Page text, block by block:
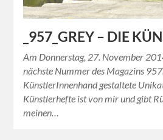
_957_GREY – DIE
Am Donnerstag, 27. November
nächste Nummer des Magazins
KünstlerInnenhand gestaltete
Künstlerhefte ist von mir und gibt
meinen…